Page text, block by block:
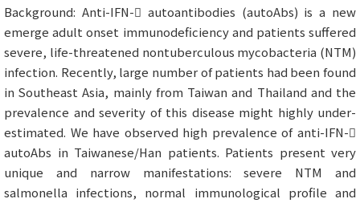
Background: Anti-IFN- autoantibodies (autoAbs) is a new
emerge adult onset immunodeficiency and patients suffered
severe, life-threatened nontuberculous mycobacteria (NTM)
infection. Recently, large number of patients had been found
in Southeast Asia, mainly from Taiwan and Thailand and the
prevalence and severity of this disease might highly under-
estimated. We have observed high prevalence of anti-IFN-
autoAbs in Taiwanese/Han patients. Patients present very
unique and narrow manifestations: severe NTM and
salmonella infections, normal immunological profile and